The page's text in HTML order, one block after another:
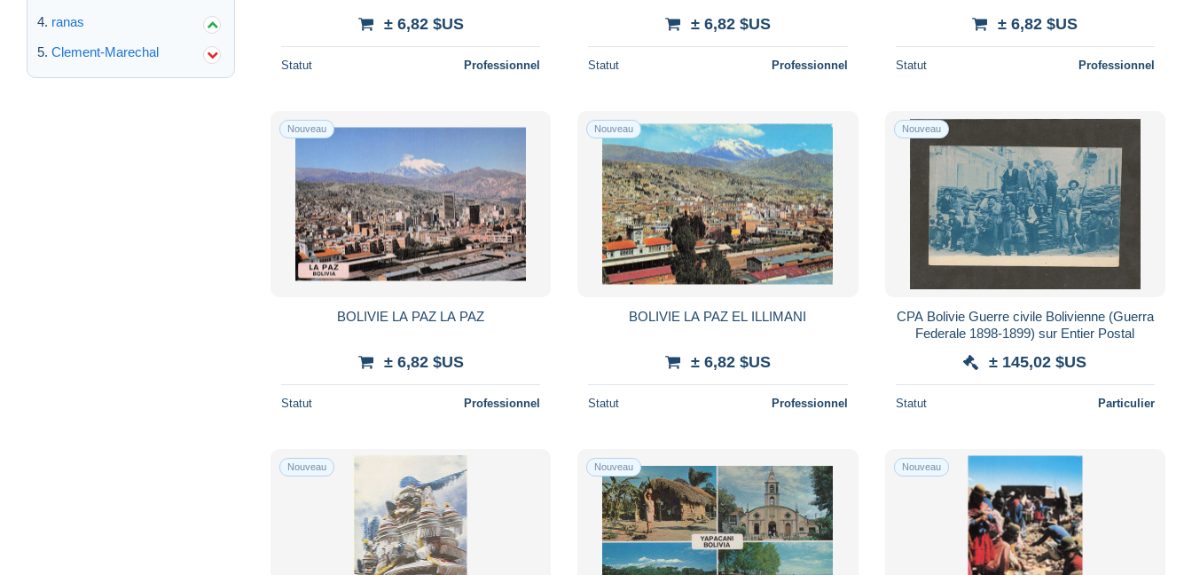
ranas
Clement-Marechal
± 6,82 $US
Statut Professionnel
± 6,82 $US
Statut Professionnel
± 6,82 $US
Statut Professionnel
Nouveau
BOLIVIE LA PAZ LA PAZ
± 6,82 $US
Statut Professionnel
Nouveau
BOLIVIE LA PAZ EL ILLIMANI
± 6,82 $US
Statut Professionnel
Nouveau
CPA Bolivie Guerre civile Bolivienne (Guerra
Federale 1898-1899) sur Entier Postal
± 145,02 $US
Statut Particulier
Nouveau Nouveau Nouveau